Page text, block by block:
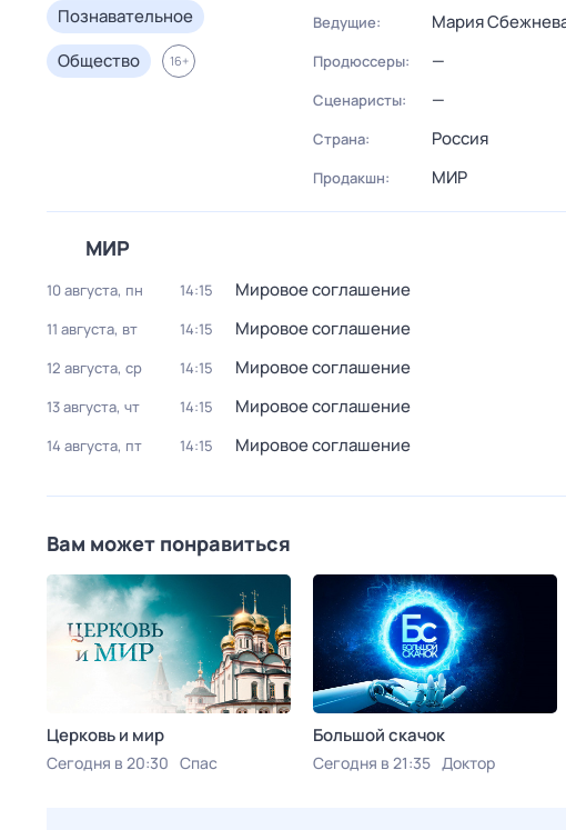
Познавательное
Общество
16+
Ведущие: Мария
Продюссеры: —
Сценаристы: —
Страна: Россия
Продакшн: МИР
МИР
10 августа, пн 14:15 Мирoвое соглашeние
11 августа, вт 14:15 Мирoвое соглашeние
12 августа, ср 14:15 Мирoвое соглашeние
13 августа, чт 14:15 Мирoвое соглашeние
14 августа, пт 14:15 Мирoвое соглашeние
Вам может понравиться
Церковь и мир
Сегодня в 20:30 Спас
Большой скачок
Сегодня в 21:35 Доктор